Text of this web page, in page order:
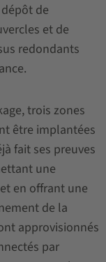
de
et de
redondants
trois zones
être implantées
fait ses preuves
une
en offrant une
de la
approvisionnés
par